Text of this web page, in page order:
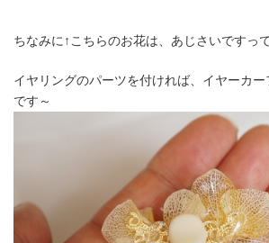
ちなみに↑こちらのお花は、あじさいですって
イヤリングのパーツを付ければ、イヤーカー
です～